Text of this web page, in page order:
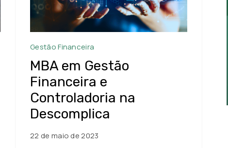
MBA
Gestão
Financeira
e
Controladoria
Gestão Financeira
MBA em Gestão
Financeira e
Controladoria na
Descomplica
22 de maio de 2023